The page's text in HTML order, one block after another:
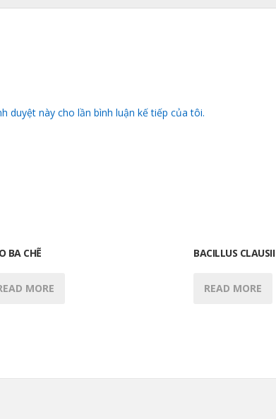
duyệt này cho lần bình luận kế tiếp của tôi.
BA CHẼ
MORE
BACILLUS CLAUSII
READ MORE